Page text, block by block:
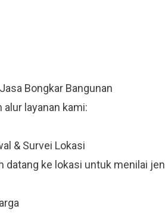
Bongkar Bangunan
alur layanan kami:
& Survei Lokasi
datang ke lokasi untuk menilai